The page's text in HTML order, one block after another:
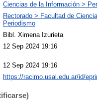
Ciencias de la Información >
Rectorado > Facultad de
Periodismo
Bibl. Ximena Izurieta
12 Sep 2024 19:16
12 Sep 2024 19:16
https://racimo.usal.edu.ar/id/